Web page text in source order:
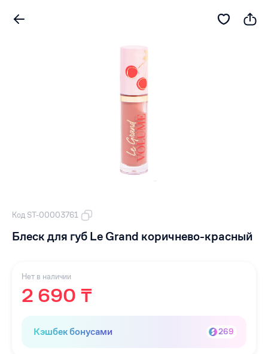
Код ST-00003761
Блеск для губ Le Grand коричнево-красный
Нет в наличии
2 690 ₸
Кэшбек бонусами 269